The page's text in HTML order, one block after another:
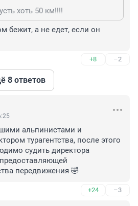
хоть 50 км!!!!
бежит, а не едет, если он
+8 –2
8 ответов
альпинистами и
турагентства, после этого
судить директора
передвижения 🤣
+24 –3